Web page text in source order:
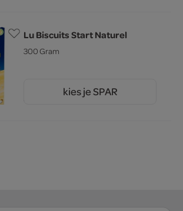
Lu Biscuits Start Naturel
300 Gram
kies je SPAR